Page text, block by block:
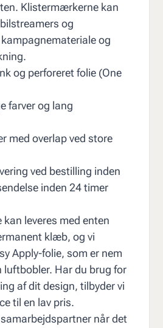
Klistermærkerne kan
og
og
og perforeret folie (One
farver og lang
med overlap ved store
ved bestilling inden
inden 24 timer
leveres med enten
klæb, og vi
Apply-folie, som er nem
luftbobler. Har du brug for
af dit design, tilbyder vi
til en lav pris.
når det